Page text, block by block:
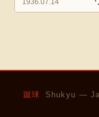
1936.07.14
蹴球 Shukyu —